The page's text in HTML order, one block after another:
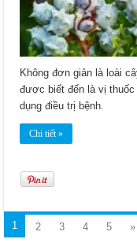
Không đơn giản là loài
được biết đến là vị
dụng điều trị bệnh.
Chi tiết »
1 2 3 4 5 »